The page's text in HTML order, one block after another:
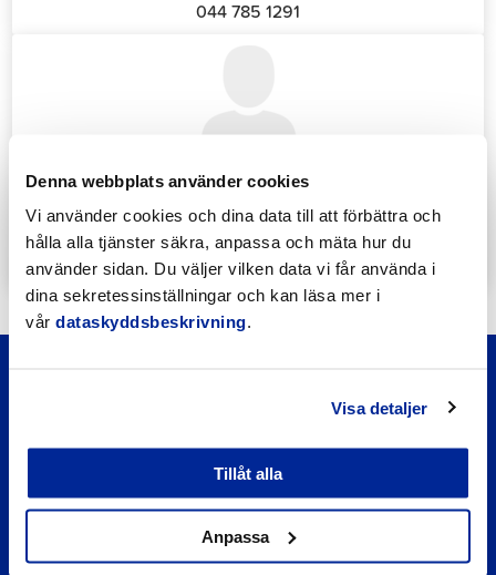
Denna webbplats använder cookies
Vi använder cookies och dina data till att förbättra och
hålla alla tjänster säkra, anpassa och mäta hur du
använder sidan. Du väljer vilken data vi får använda i
dina sekretessinställningar och kan läsa mer i
vår dataskyddsbeskrivning.
Visa detaljer
Tillåt alla
Anpassa
044 785 1291
Katrin Nylund
Kundservice- och växelansvarig (Front Office)
katrin.nylund@jakobstad.fi
044 785 1988